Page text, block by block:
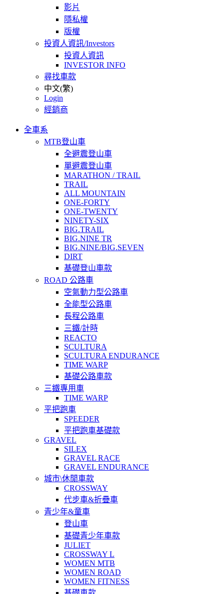
影片
隱私權
版權
投資人資訊/Investors
投資人資訊
INVESTOR INFO
尋找車款
中文(繁)
Login
經銷商
全車系
MTB登山車
全避震登山車
單避震登山車
MARATHON / TRAIL
TRAIL
ALL MOUNTAIN
ONE-FORTY
ONE-TWENTY
NINETY-SIX
BIG.TRAIL
BIG.NINE TR
BIG.NINE/BIG.SEVEN
DIRT
基礎登山車款
ROAD 公路車
空氣動力型公路車
全能型公路車
長程公路車
三鐵/計時
REACTO
SCULTURA
SCULTURA ENDURANCE
TIME WARP
基礎公路車款
三鐵專用車
TIME WARP
平把跑車
SPEEDER
平把跑車基礎款
GRAVEL
SILEX
GRAVEL RACE
GRAVEL ENDURANCE
城市\休閒車款
CROSSWAY
代步車&折疊車
青少年&童車
登山車
基礎青少年車款
JULIET
CROSSWAY L
WOMEN MTB
WOMEN ROAD
WOMEN FITNESS